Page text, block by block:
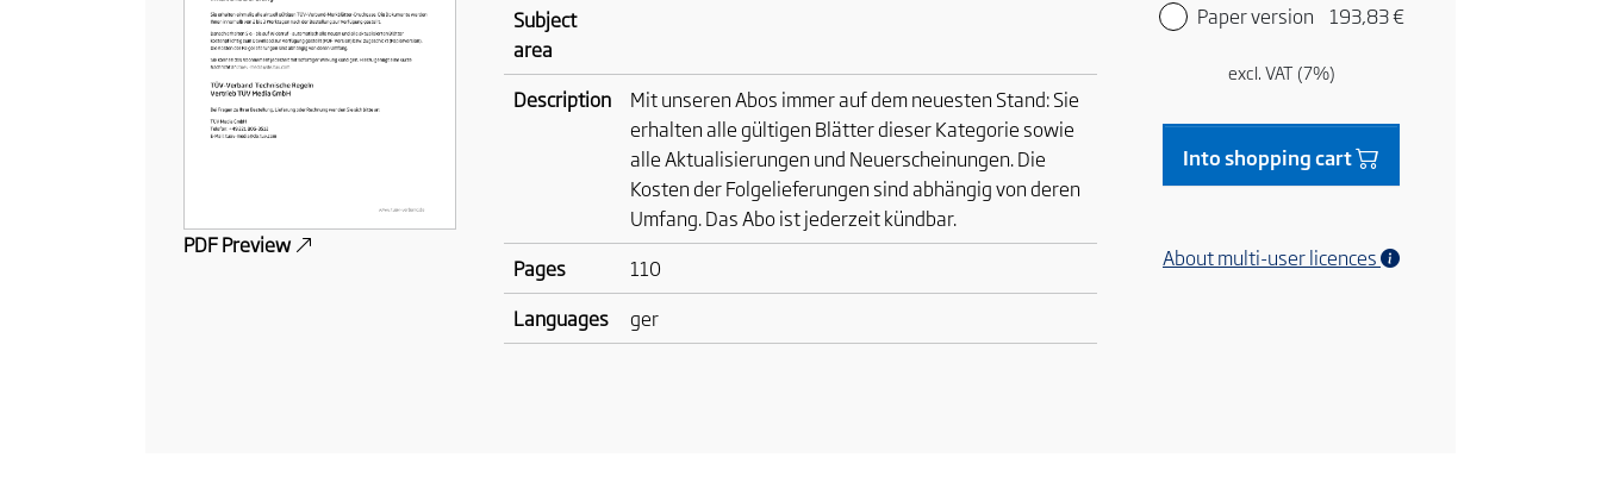
PDF Preview
Subject
area
Description
Mit unseren Abos immer auf dem neuesten Stand: Sie
erhalten alle gültigen Blätter dieser Kategorie sowie
alle Aktualisierungen und Neuerscheinungen. Die
Kosten der Folgelieferungen sind abhängig von deren
Umfang. Das Abo ist jederzeit kündbar.
Pages
110
Languages
ger
Paper version 193,83 €
excl. VAT (7%)
Into shopping cart
About multi-user licences